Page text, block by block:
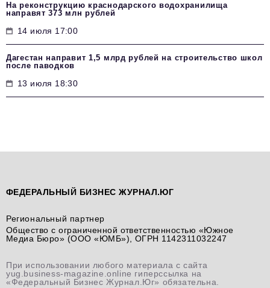
На реконструкцию краснодарского водохранилища
направят 373 млн рублей
14 июля 17:00
Дагестан направит 1,5 млрд рублей на строительство школ
после паводков
13 июля 18:30
ФЕДЕРАЛЬНЫЙ БИЗНЕС ЖУРНАЛ.ЮГ
Региональный партнер
Общество с ограниченной ответственностью «Южное
Медиа Бюро» (ООО «ЮМБ»), ОГРН 1142311032247
При использовании любого материала с сайта
yug.business-magazine.online гиперссылка на
«Федеральный Бизнес Журнал.Юг» обязательна.